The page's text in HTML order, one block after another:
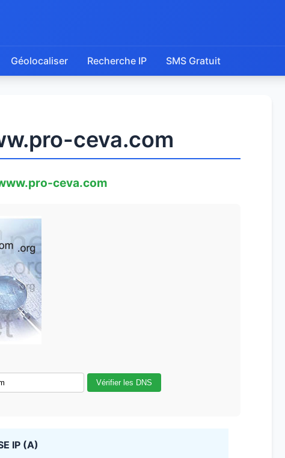
Géolocaliser Recherche IP SMS Gratuit
ceva.com
ceva.com
Vérifier les DNS
IP (A)